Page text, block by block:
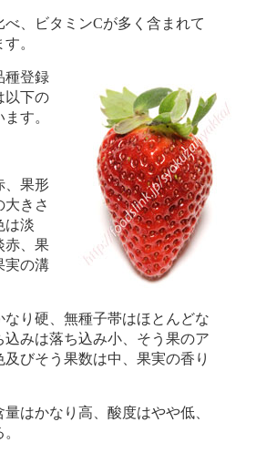
、ビタミンCが多く含まれて
。
種登録
以下の
す。
、果形
大きさ
は淡
赤、果
実の溝
り硬、無種子帯はほとんどな
込みは落ち込み小、そう果のア
及びそう果数は中、果実の香り
はかなり高、酸度はやや低、